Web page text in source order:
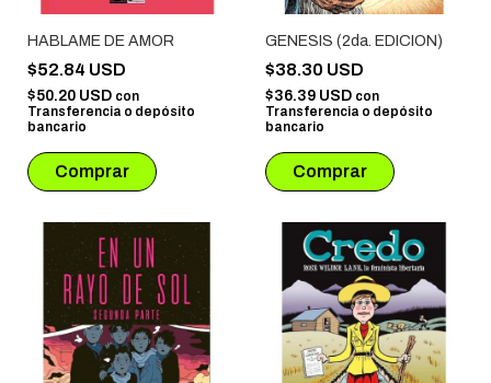
HABLAME DE AMOR
$52.84 USD
$50.20 USD con
Transferencia o depósito
bancario
GENESIS (2da. EDICION)
$38.30 USD
$36.39 USD con
Transferencia o depósito
bancario